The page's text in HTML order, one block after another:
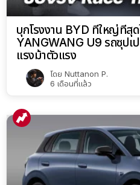
บุกโรงงาน BYD ที่ใหญ่ที่สุ
YANGWANG U9 รถซุปเ
แรงม้าตัวแรง
โดย Nuttanon P.
6 เดือนที่แล้ว